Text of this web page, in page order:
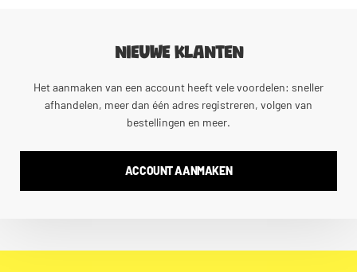
NIEUWE KLANTEN
Het aanmaken van een account heeft vele voordelen: sneller
afhandelen, meer dan één adres registreren, volgen van
bestellingen en meer.
ACCOUNT AANMAKEN